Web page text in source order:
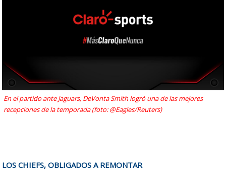
En el partido ante Jaguars, DeVonta Smith logró una de las mejores
recepciones de la temporada (foto: @Eagles/Reuters)
LOS CHIEFS, OBLIGADOS A REMONTAR